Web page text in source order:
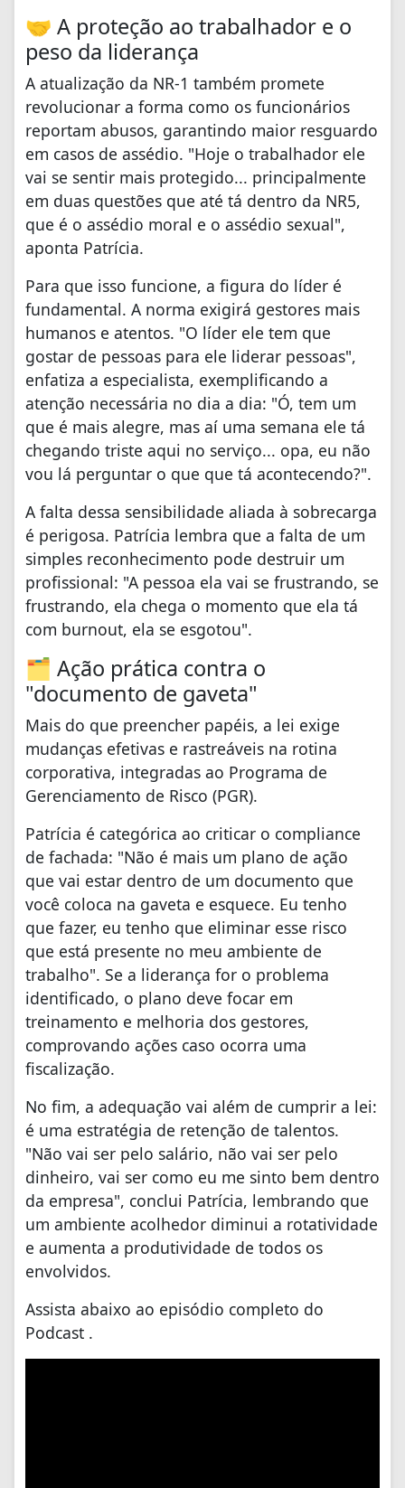
🤝 A proteção ao trabalhador e o
peso da liderança
A atualização da NR-1 também promete
revolucionar a forma como os funcionários
reportam abusos, garantindo maior resguardo
em casos de assédio. "Hoje o trabalhador ele
vai se sentir mais protegido... principalmente
em duas questões que até tá dentro da NR5,
que é o assédio moral e o assédio sexual",
aponta Patrícia.
Para que isso funcione, a figura do líder é
fundamental. A norma exigirá gestores mais
humanos e atentos. "O líder ele tem que
gostar de pessoas para ele liderar pessoas",
enfatiza a especialista, exemplificando a
atenção necessária no dia a dia: "Ó, tem um
que é mais alegre, mas aí uma semana ele tá
chegando triste aqui no serviço... opa, eu não
vou lá perguntar o que que tá acontecendo?".
A falta dessa sensibilidade aliada à sobrecarga
é perigosa. Patrícia lembra que a falta de um
simples reconhecimento pode destruir um
profissional: "A pessoa ela vai se frustrando, se
frustrando, ela chega o momento que ela tá
com burnout, ela se esgotou".
🗂️ Ação prática contra o
"documento de gaveta"
Mais do que preencher papéis, a lei exige
mudanças efetivas e rastreáveis na rotina
corporativa, integradas ao Programa de
Gerenciamento de Risco (PGR).
Patrícia é categórica ao criticar o compliance
de fachada: "Não é mais um plano de ação
que vai estar dentro de um documento que
você coloca na gaveta e esquece. Eu tenho
que fazer, eu tenho que eliminar esse risco
que está presente no meu ambiente de
trabalho". Se a liderança for o problema
identificado, o plano deve focar em
treinamento e melhoria dos gestores,
comprovando ações caso ocorra uma
fiscalização.
No fim, a adequação vai além de cumprir a lei:
é uma estratégia de retenção de talentos.
"Não vai ser pelo salário, não vai ser pelo
dinheiro, vai ser como eu me sinto bem dentro
da empresa", conclui Patrícia, lembrando que
um ambiente acolhedor diminui a rotatividade
e aumenta a produtividade de todos os
envolvidos.
Assista abaixo ao episódio completo do
Podcast .